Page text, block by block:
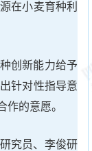
在小麦育种利
创新能力给予
针对性指导意
的意愿。
究员、李俊研